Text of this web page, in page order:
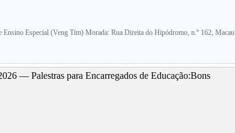
Ensino Especial (Veng Tim) Morada: Rua Direita do Hipódromo, n.º 162, Macau
— Palestras para Encarregados de Educação:Bons